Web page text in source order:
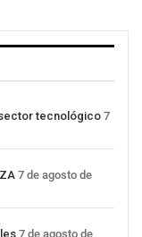
tecnológico 7
7 de agosto de
7 de agosto de